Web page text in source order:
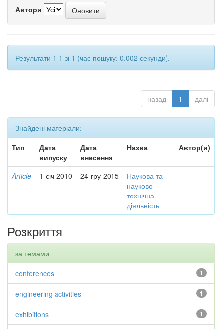
Автори
Результати 1-1 зі 1 (час пошуку: 0.002 секунди).
назад 1 далі
Знайдені матеріали:
Тип
Дата
випуску
Дата
внесення
Назва Автор(и)
Article 1-січ-2010 24-гру-2015
Наукова та
науково-
технічна
діяльність
-
Розкриття
за темами
1
conferences
1
engineering activities
1
exhibitions